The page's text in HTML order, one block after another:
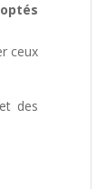
és
ceux
des